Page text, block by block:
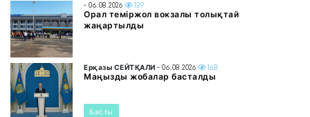
- 06.08.2026 139
Орал теміржол вокзалы толықтай
жаңартылды
Ерқазы СЕЙТҚАЛИ - 06.08.2026 168
Маңызды жобалар басталды
Басты